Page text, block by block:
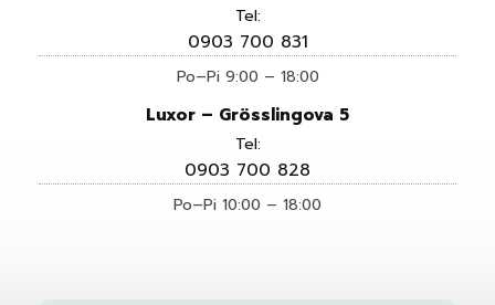
Tel:
0903 700 831
Po–Pi 9:00 – 18:00
Luxor – Grösslingova 5
Tel:
0903 700 828
Po–Pi 10:00 – 18:00